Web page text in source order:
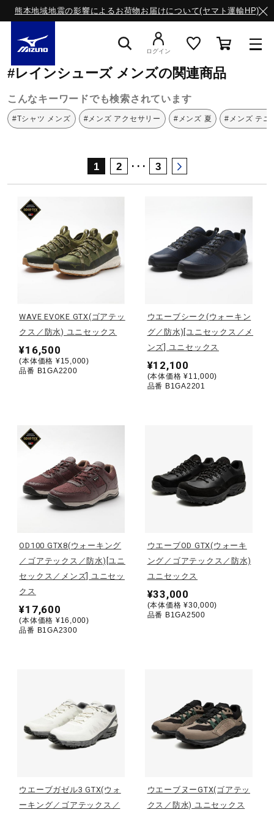
熊本地域地震の影響によるお荷物お届けについて(ヤマト運輸HP)
ライフスタイルウエア
ランニング
トレーニング
ゴルフ
テニス／ソフトテニス
陸上競技
卓球
柔道
ワーキング
ログイン
ミズノ公式オンライン メンズ
#レインシューズ メンズの関連商品
こんなキーワードでも検索されています
#Tシャツ メンズ #メンズ アクセサリー #メンズ 夏 #メンズ テニ
1 2 ･･･ 3
WAVE EVOKE GTX(ゴアテッ
クス／防水) ユニセックス
¥16,500
(本体価格 ¥15,000)
品番 B1GA2200
ウエーブシーク(ウォーキン
グ／防水)[ユニセックス／メ
ンズ] ユニセックス
¥12,100
(本体価格 ¥11,000)
品番 B1GA2201
OD100 GTX8(ウォーキング
／ゴアテックス／防水)[ユニ
セックス／メンズ] ユニセッ
クス
¥17,600
(本体価格 ¥16,000)
品番 B1GA2300
ウエーブOD GTX(ウォーキ
ング／ゴアテックス／防水)
ユニセックス
¥33,000
(本体価格 ¥30,000)
品番 B1GA2500
ウエーブガゼル3 GTX(ウォ
ーキング／ゴアテックス／
ウエーブヌーGTX(ゴアテッ
クス／防水) ユニセックス